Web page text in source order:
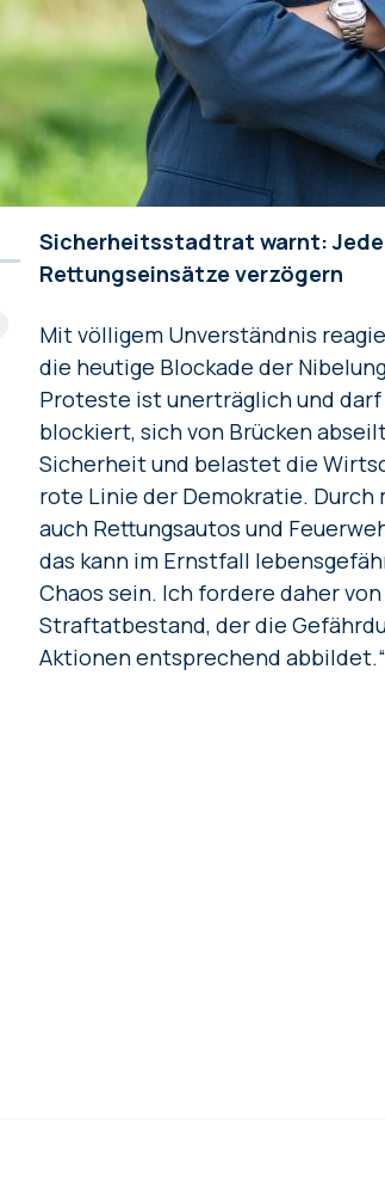
Sicherheitsstadtrat warnt:
Rettungseinsätze verzögern
Mit völligem Unverständnis
die heutige Blockade der
Proteste ist unerträglich und
blockiert, sich von Brücken
Sicherheit und belastet die
rote Linie der Demokratie.
auch Rettungsautos und
das kann im Ernstfall
Chaos sein. Ich fordere daher
Straftatbestand, der die
Aktionen entsprechend abbildet.“